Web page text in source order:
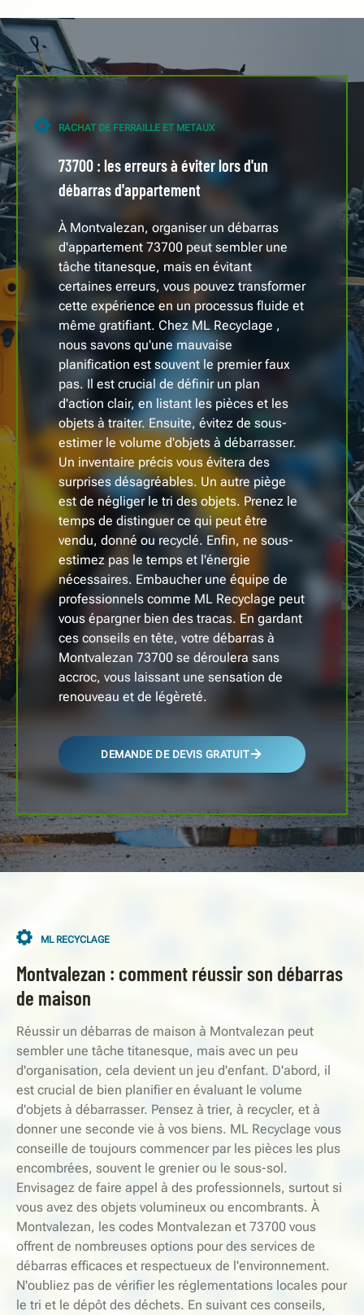
RACHAT DE FERRAILLE ET METAUX
73700 : les erreurs à éviter lors d'un
débarras d'appartement
À Montvalezan, organiser un débarras
d'appartement 73700 peut sembler une
tâche titanesque, mais en évitant
certaines erreurs, vous pouvez transformer
cette expérience en un processus fluide et
même gratifiant. Chez ML Recyclage ,
nous savons qu'une mauvaise
planification est souvent le premier faux
pas. Il est crucial de définir un plan
d'action clair, en listant les pièces et les
objets à traiter. Ensuite, évitez de sous-
estimer le volume d'objets à débarrasser.
Un inventaire précis vous évitera des
surprises désagréables. Un autre piège
est de négliger le tri des objets. Prenez le
temps de distinguer ce qui peut être
vendu, donné ou recyclé. Enfin, ne sous-
estimez pas le temps et l'énergie
nécessaires. Embaucher une équipe de
professionnels comme ML Recyclage peut
vous épargner bien des tracas. En gardant
ces conseils en tête, votre débarras à
Montvalezan 73700 se déroulera sans
accroc, vous laissant une sensation de
renouveau et de légèreté.
DEMANDE DE DEVIS GRATUIT
ML RECYCLAGE
Montvalezan : comment réussir son débarras
de maison
Réussir un débarras de maison à Montvalezan peut
sembler une tâche titanesque, mais avec un peu
d'organisation, cela devient un jeu d'enfant. D'abord, il
est crucial de bien planifier en évaluant le volume
d'objets à débarrasser. Pensez à trier, à recycler, et à
donner une seconde vie à vos biens. ML Recyclage vous
conseille de toujours commencer par les pièces les plus
encombrées, souvent le grenier ou le sous-sol.
Envisagez de faire appel à des professionnels, surtout si
vous avez des objets volumineux ou encombrants. À
Montvalezan, les codes Montvalezan et 73700 vous
offrent de nombreuses options pour des services de
débarras efficaces et respectueux de l'environnement.
N'oubliez pas de vérifier les réglementations locales pour
le tri et le dépôt des déchets. En suivant ces conseils,